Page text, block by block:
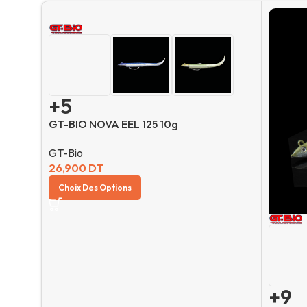
+5
GT-BIO NOVA EEL 125 10g
GT-Bio
26,900 DT
Choix Des Options
+9